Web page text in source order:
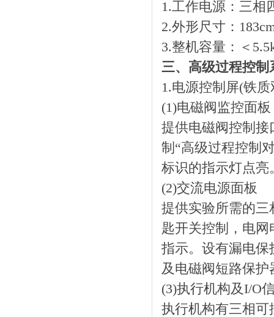
1.工作电源：三相
2.外形尺寸：
3.整机容量：＜
三、高级过程控
1.电源控制屏(铁
(1)电磁阀监控面板
提供电磁阀控制
制“高级过程控制
标识的指示灯点亮
(2)交流电源面板
提供实验所需的三
匙开关控制，电
指示。设有漏电
及电磁阀短路保护
(3)执行机构及I/O
执行机构有三相